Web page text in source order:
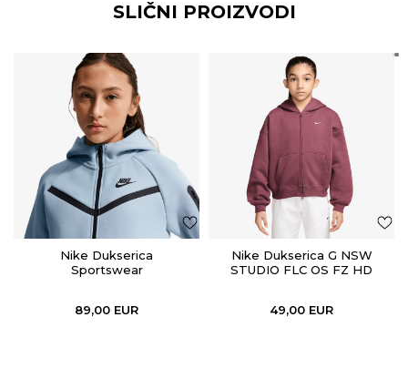
SLIČNI PROIZVODI
Nike Dukserica
Sportswear
89,00 EUR
Nike Dukserica G NSW
STUDIO FLC OS FZ HD
49,00 EUR